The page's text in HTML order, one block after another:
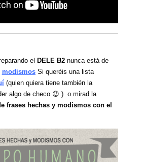
el DELE B2 nunca está de
modismosSi queréis una lista
(quien quiera tiene también la
algo de checo 😉 ) o mirad la
frases hechas y modismos con el